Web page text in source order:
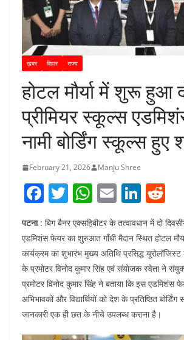
ख़बर बिहार राज्य
होटल मौर्या में शुरू हुआ
प्रीमियर स्कूल्स
नामी बोर्डिंग स्कूल्स हुए
February 21, 2026 Manju Shree
F
a
c
e
b
o
o
k
T
itt
er
W
h
at
s
A
p
p
E
ai
l
Li
n
k
e
dI
n
e
d
di
t
पटना: बिग बैनर एक्सहिबीटर के तत्वावधान में दो
एडमिशंस फेयर का शुरुआत गाँधी मैदान स्थित होटल
कार्यक्रम का शुभारंभ मुख्य अतिथि प्रसिद्ध
के प्रमोटर विनोद कुमार सिंह एवं संयोजक स्वेता ने
प्रमोटर विनोद कुमार सिंह ने बताया कि इस एडमिशंस
अभिभावकों और विद्यार्थियों को देश के प्रतिष्ठित
जानकारी एक ही छत के नीचे उपलब्ध कराना है।